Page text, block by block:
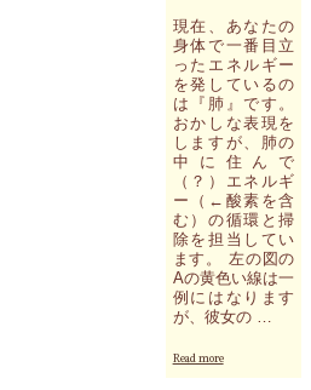
っ
て
い
る
も
の
か
ら
自
由
に
な
り、
空
気
れ
替
現在、あなたの
身体で一番目立
ったエネルギー
を発しているの
は『肺』です。
おかしな表現を
しますが、肺の
中に住んで
（？）エネルギ
ー（←酸素を含
む）の循環と掃
除を担当してい
ます。 左の図の
Aの黄色い線は一
例にはなります
が、彼女の …
Read more